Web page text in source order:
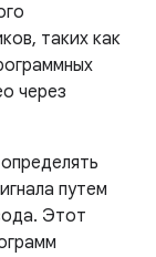
таких как
через
путем
Этот